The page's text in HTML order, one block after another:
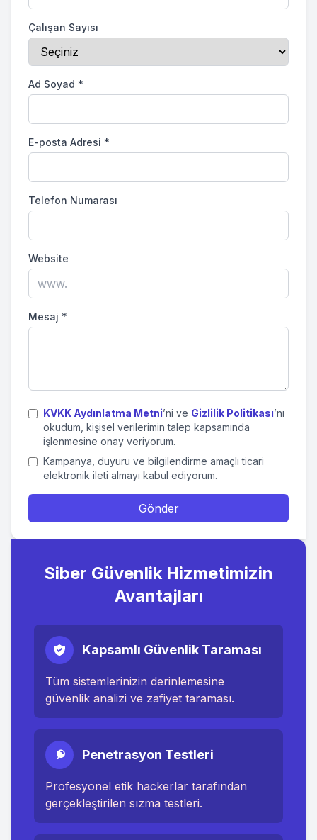
Çalışan Sayısı
Ad Soyad *
E-posta Adresi *
Telefon Numarası
Website
Mesaj *
KVKK Aydınlatma Metni’ni ve Gizlilik Politikası’nı
okudum, kişisel verilerimin talep kapsamında
işlenmesine onay veriyorum.
Kampanya, duyuru ve bilgilendirme amaçlı ticari
elektronik ileti almayı kabul ediyorum.
Gönder
Siber Güvenlik Hizmetimizin
Avantajları
Kapsamlı Güvenlik Taraması
Tüm sistemlerinizin derinlemesine
güvenlik analizi ve zafiyet taraması.
Penetrasyon Testleri
Profesyonel etik hackerlar tarafından
gerçekleştirilen sızma testleri.